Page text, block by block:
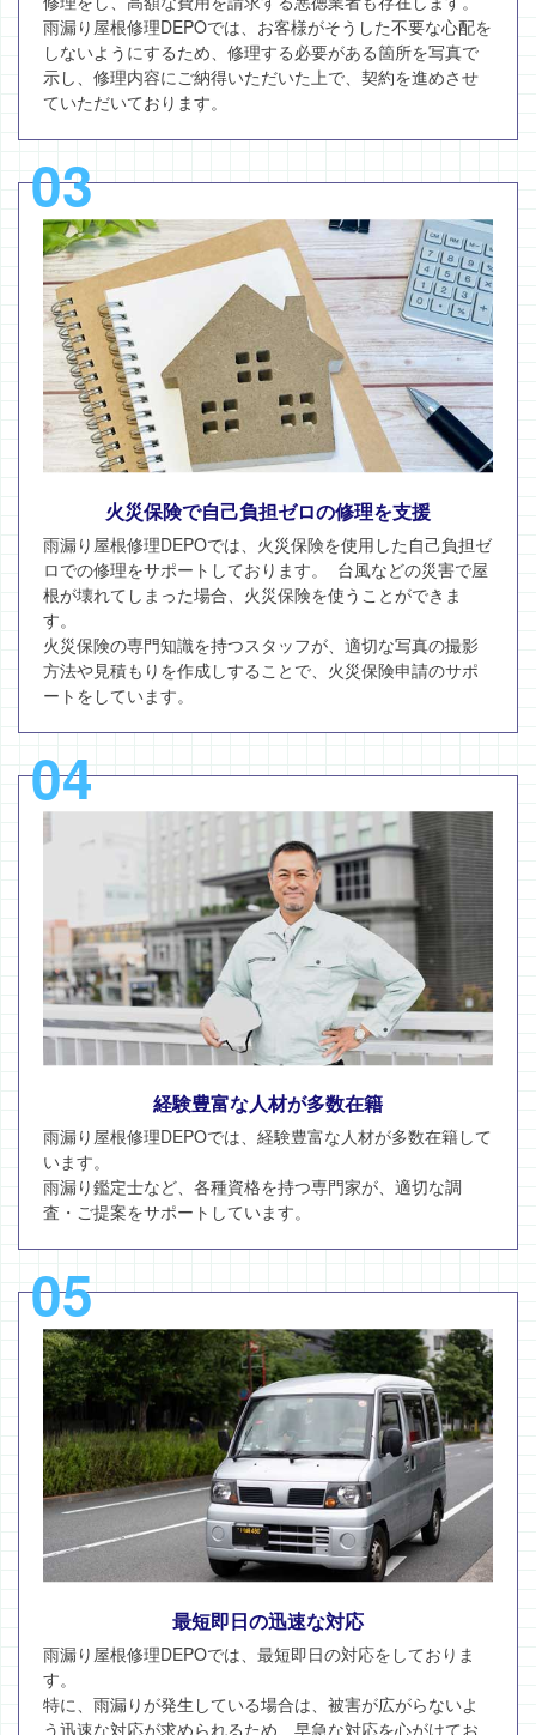
雨漏り屋根修理DEPOでは、お客様がそうした不要な心配を
しないようにするため、修理する必要がある箇所を写真で
示し、修理内容にご納得いただいた上で、契約を進めさせ
ていただいております。
03
火災保険で自己負担ゼロの修理を支援
雨漏り屋根修理DEPOでは、火災保険を使用した自己負担ゼ
ロでの修理をサポートしております。 台風などの災害で屋
根が壊れてしまった場合、火災保険を使うことができま
す。
火災保険の専門知識を持つスタッフが、適切な写真の撮影
方法や見積もりを作成しすることで、火災保険申請のサポ
ートをしています。
04
経験豊富な人材が多数在籍
雨漏り屋根修理DEPOでは、経験豊富な人材が多数在籍して
います。
雨漏り鑑定士など、各種資格を持つ専門家が、適切な調
査・ご提案をサポートしています。
05
最短即日の迅速な対応
雨漏り屋根修理DEPOでは、最短即日の対応をしておりま
す。
特に、雨漏りが発生している場合は、被害が広がらないよ
う迅速な対応が求められるため、早急な対応を心がけてお